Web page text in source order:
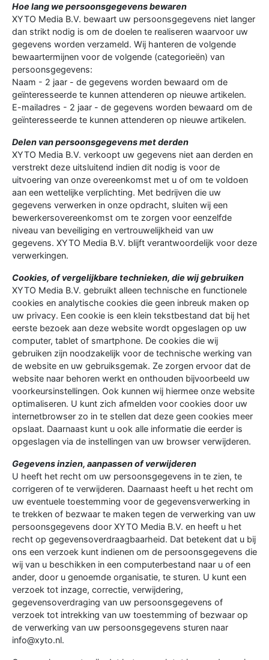
Hoe lang we persoonsgegevens bewaren
XYTO Media B.V. bewaart uw persoonsgegevens niet langer
dan strikt nodig is om de doelen te realiseren waarvoor uw
gegevens worden verzameld. Wij hanteren de volgende
bewaartermijnen voor de volgende (categorieën) van
persoonsgegevens:
Naam - 2 jaar - de gegevens worden bewaard om de
geïnteresseerde te kunnen attenderen op nieuwe artikelen.
E-mailadres - 2 jaar - de gegevens worden bewaard om de
geïnteresseerde te kunnen attenderen op nieuwe artikelen.
Delen van persoonsgegevens met derden
XYTO Media B.V. verkoopt uw gegevens niet aan derden en
verstrekt deze uitsluitend indien dit nodig is voor de
uitvoering van onze overeenkomst met u of om te voldoen
aan een wettelijke verplichting. Met bedrijven die uw
gegevens verwerken in onze opdracht, sluiten wij een
bewerkersovereenkomst om te zorgen voor eenzelfde
niveau van beveiliging en vertrouwelijkheid van uw
gegevens. XYTO Media B.V. blijft verantwoordelijk voor deze
verwerkingen.
Cookies, of vergelijkbare technieken, die wij gebruiken
XYTO Media B.V. gebruikt alleen technische en functionele
cookies en analytische cookies die geen inbreuk maken op
uw privacy. Een cookie is een klein tekstbestand dat bij het
eerste bezoek aan deze website wordt opgeslagen op uw
computer, tablet of smartphone. De cookies die wij
gebruiken zijn noodzakelijk voor de technische werking van
de website en uw gebruiksgemak. Ze zorgen ervoor dat de
website naar behoren werkt en onthouden bijvoorbeeld uw
voorkeursinstellingen. Ook kunnen wij hiermee onze website
optimaliseren. U kunt zich afmelden voor cookies door uw
internetbrowser zo in te stellen dat deze geen cookies meer
opslaat. Daarnaast kunt u ook alle informatie die eerder is
opgeslagen via de instellingen van uw browser verwijderen.
Gegevens inzien, aanpassen of verwijderen
U heeft het recht om uw persoonsgegevens in te zien, te
corrigeren of te verwijderen. Daarnaast heeft u het recht om
uw eventuele toestemming voor de gegevensverwerking in
te trekken of bezwaar te maken tegen de verwerking van uw
persoonsgegevens door XYTO Media B.V. en heeft u het
recht op gegevensoverdraagbaarheid. Dat betekent dat u bij
ons een verzoek kunt indienen om de persoonsgegevens die
wij van u beschikken in een computerbestand naar u of een
ander, door u genoemde organisatie, te sturen. U kunt een
verzoek tot inzage, correctie, verwijdering,
gegevensoverdraging van uw persoonsgegevens of
verzoek tot intrekking van uw toestemming of bezwaar op
de verwerking van uw persoonsgegevens sturen naar
info@xyto.nl.